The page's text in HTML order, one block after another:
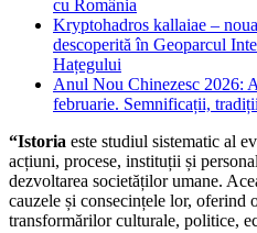
cu România
Kryptohadros kallaiae –
descoperită în Geoparcul
Hațegului
Anul Nou Chinezesc 2026:
februarie. Semnificații,
“Istoria este studiul sistematic al
acțiuni, procese, instituții și
dezvoltarea societăților umane.
cauzele și consecințele lor, oferind
transformărilor culturale, politice,